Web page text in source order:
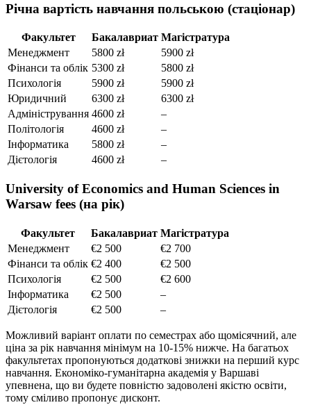
Річна вартість навчання польською (стаціонар)
Факультет Бакалавриат Магістратура
Менеджмент
5800 zł
5900 zł
Фінанси та облік 5300 zł
5800 zł
Психологія
5900 zł
5900 zł
Юридичний
6300 zł
6300 zł
Адміністрування 4600 zł
–
Політологія
4600 zł
–
Інформатика
5800 zł
–
Дієтологія
4600 zł –
University of Economics and Human Sciences in
Warsaw fees (на рік)
Факультет Бакалавриат Магістратура
Менеджмент
€2 500
€2 700
Фінанси та облік €2 400
€2 500
Психологія
€2 500
€2 600
Інформатика
€2 500
–
Дієтологія
€2 500 –
Можливий варіант оплати по семестрах або щомісячний, але
ціна за рік навчання мінімум на 10-15% нижче. На багатьох
факультетах пропонуються додаткові знижки на перший курс
навчання. Економіко-гуманітарна академія у Варшаві
упевнена, що ви будете повністю задоволені якістю освіти,
тому сміливо пропонує дисконт.